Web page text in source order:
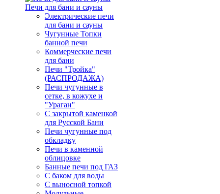
Печи для бани и сауны
Электрические печи
для бани и сауны
Чугунные Топки
банной печи
Коммерческие печи
для бани
Печи "Тройка"
(РАСПРОДАЖА)
Печи чугунные в
сетке, в кожухе и
"Ураган"
С закрытой каменкой
для Русской Бани
Печи чугунные под
обкладку
Печи в каменной
облицовке
Банные печи под ГАЗ
С баком для воды
С выносной топкой